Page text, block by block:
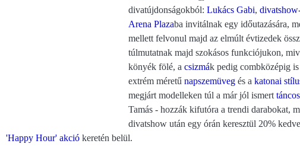
divatújdonságokból: Lukács Gabi,
Arena Plazaba invitálnak egy időutazására,
mellett felvonul majd az elmúlt évtizedek
túlmutatnak majd szokásos funkciójukon,
könyék fölé, a csizmák pedig combközépig
extrém méretű napszemüveg és a katonai
megjárt modelleken túl a már jól ismert táncos
Tamás - hozzák kifutóra a trendi darabokat,
divatshow után egy órán keresztül 20%
'Happy Hour' akció keretén belül.